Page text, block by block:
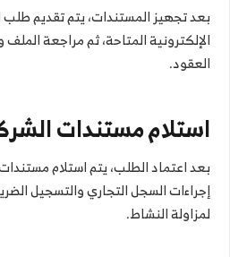
بعد تجهيز المستندات، يتم تقديم
الإلكترونية المتاحة، ثم مراجعة
العقود.
استلام مستندات
بعد اعتماد الطلب، يتم استلام
إجراءات السجل التجاري والتسجيل
لمزاولة النشاط.